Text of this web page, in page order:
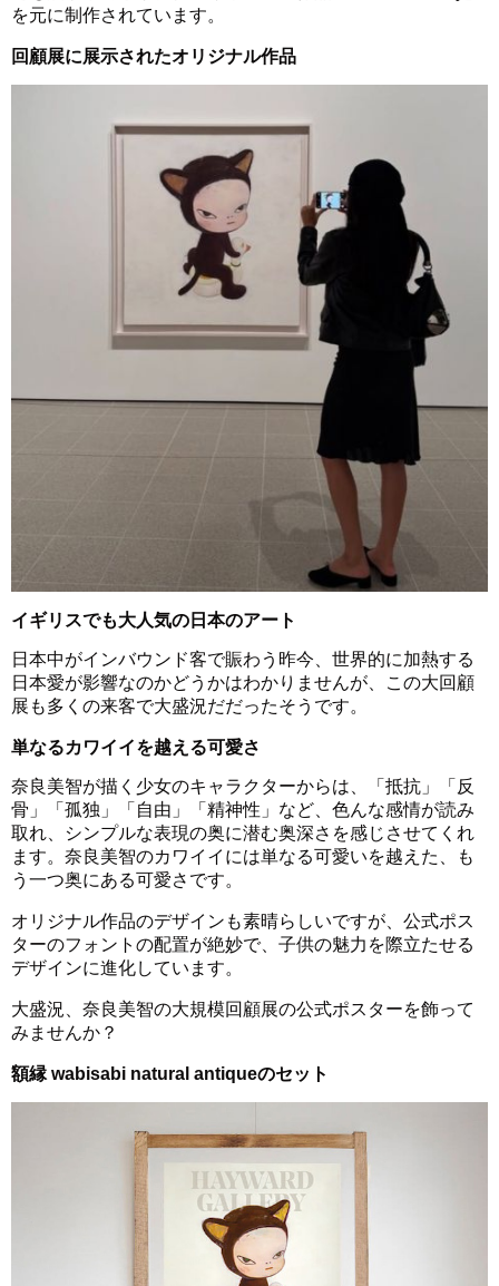
を元に制作されています。
回顧展に展示されたオリジナル作品
イギリスでも大人気の日本のアート
日本中がインバウンド客で賑わう昨今、世界的に加熱する
日本愛が影響なのかどうかはわかりませんが、この大回顧
展も多くの来客で大盛況だだったそうです。
単なるカワイイを越える可愛さ
奈良美智が描く少女のキャラクターからは、「抵抗」「反
骨」「孤独」「自由」「精神性」など、色んな感情が読み
取れ、シンプルな表現の奥に潜む奥深さを感じさせてくれ
ます。奈良美智のカワイイには単なる可愛いを越えた、も
う一つ奥にある可愛さです。
オリジナル作品のデザインも素晴らしいですが、公式ポス
ターのフォントの配置が絶妙で、子供の魅力を際立たせる
デザインに進化しています。
大盛況、奈良美智の大規模回顧展の公式ポスターを飾って
みませんか？
額縁 wabisabi natural antiqueのセット